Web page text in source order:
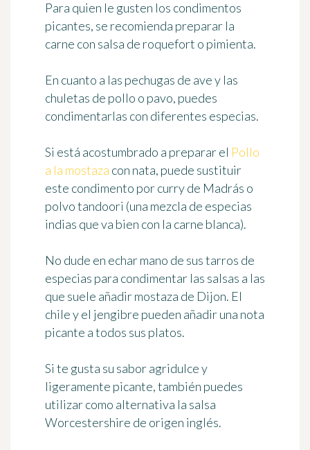
Para quien le gusten los condimentos
picantes, se recomienda preparar la
carne con salsa de roquefort o pimienta.
En cuanto a las pechugas de ave y las
chuletas de pollo o pavo, puedes
condimentarlas con diferentes especias.
Si está acostumbrado a preparar el Pollo
a la mostaza con nata, puede sustituir
este condimento por curry de Madrás o
polvo tandoori (una mezcla de especias
indias que va bien con la carne blanca).
No dude en echar mano de sus tarros de
especias para condimentar las salsas a las
que suele añadir mostaza de Dijon. El
chile y el jengibre pueden añadir una nota
picante a todos sus platos.
Si te gusta su sabor agridulce y
ligeramente picante, también puedes
utilizar como alternativa la salsa
Worcestershire de origen inglés.